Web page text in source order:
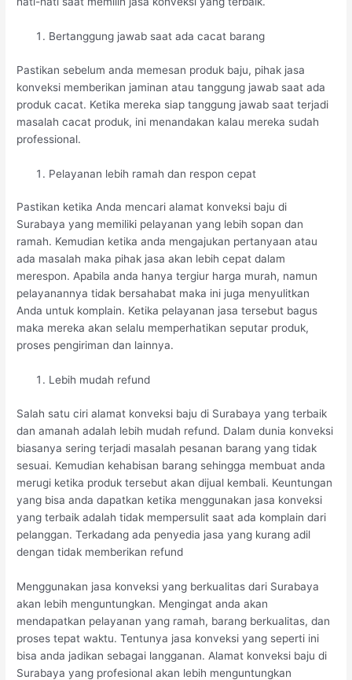
Bertanggung jawab saat ada cacat barang
Pastikan sebelum anda memesan produk baju, pihak jasa
konveksi memberikan jaminan atau tanggung jawab saat ada
produk cacat. Ketika mereka siap tanggung jawab saat terjadi
masalah cacat produk, ini menandakan kalau mereka sudah
professional.
Pelayanan lebih ramah dan respon cepat
Pastikan ketika Anda mencari alamat konveksi baju di
Surabaya yang memiliki pelayanan yang lebih sopan dan
ramah. Kemudian ketika anda mengajukan pertanyaan atau
ada masalah maka pihak jasa akan lebih cepat dalam
merespon. Apabila anda hanya tergiur harga murah, namun
pelayanannya tidak bersahabat maka ini juga menyulitkan
Anda untuk komplain. Ketika pelayanan jasa tersebut bagus
maka mereka akan selalu memperhatikan seputar produk,
proses pengiriman dan lainnya.
Lebih mudah refund
Salah satu ciri alamat konveksi baju di Surabaya yang terbaik
dan amanah adalah lebih mudah refund. Dalam dunia konveksi
biasanya sering terjadi masalah pesanan barang yang tidak
sesuai. Kemudian kehabisan barang sehingga membuat anda
merugi ketika produk tersebut akan dijual kembali. Keuntungan
yang bisa anda dapatkan ketika menggunakan jasa konveksi
yang terbaik adalah tidak mempersulit saat ada komplain dari
pelanggan. Terkadang ada penyedia jasa yang kurang adil
dengan tidak memberikan refund
Menggunakan jasa konveksi yang berkualitas dari Surabaya
akan lebih menguntungkan. Mengingat anda akan
mendapatkan pelayanan yang ramah, barang berkualitas, dan
proses tepat waktu. Tentunya jasa konveksi yang seperti ini
bisa anda jadikan sebagai langganan. Alamat konveksi baju di
Surabaya yang profesional akan lebih menguntungkan